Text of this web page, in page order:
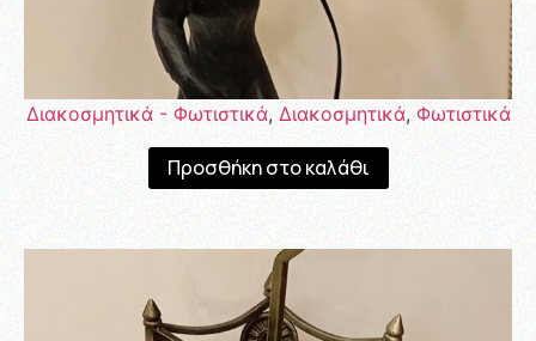
Διακοσμητικά - Φωτιστικά,Διακοσμητικά,Φωτιστικά
Προσθήκη στο καλάθι